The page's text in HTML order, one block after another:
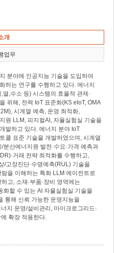
개
업무
분야에 인공지능 기술을 도입하여
하는 연구를 수행하고 있다. 에너지
열,수소 등) 시스템의 효율적 관제·
위해, 전력 IoT 표준화(KS eIoT, OMA
시계열 예측, 운영 최적화,
원 LLM, 피지컬AI, 자율실험실 기술을
발하고 있다. 에너지 분야 IoT
콜 표준 기술을 개발하였으며, 시계열
산에너지원 발전·수요·가격 예측과
거래 전략 최적화를 수행하고,
/고장진단·수명예측(RUL) 기술을
을 이해하는 특화 LLM 에이전트로
고, 소재·부품·장비 영역에는
할 수 있는 AI 자율실험실 기술을
통해 신뢰 가능한 운영지능을
지 운영/설비관리, 마이크로그리드·
확장 적용한다.